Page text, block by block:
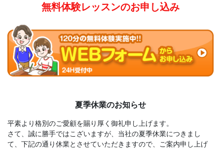
無料体験レッスンのお申し込み
夏季休業のお知らせ
平素より格別のご愛顧を賜り厚く御礼申し上げます。
さて、誠に勝手ではこざいますが、当社の夏季休業につきまし
て、 下記の通り休業とさせていただきますので、ご案内申し上げ